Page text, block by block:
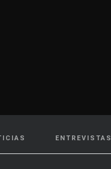
ENTREVISTAS